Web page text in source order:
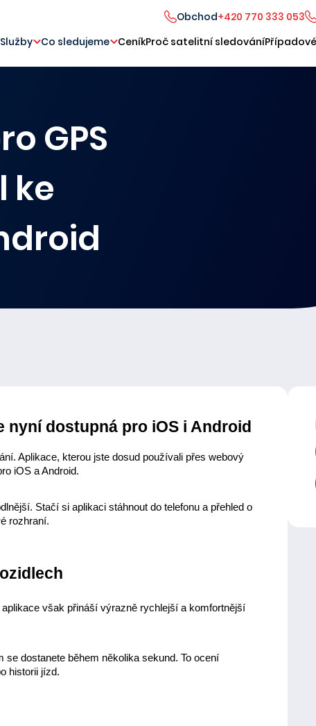
Obchod+420 770 333 053
Služby
Co sledujeme CeníkProč satelitní sledování
GPS
ke
nyní dostupná pro iOS i Android
Aplikace, kterou jste dosud používali přes webový
iOS a Android.
Stačí si aplikaci stáhnout do telefonu a přehled o
rozhraní.
však přináší výrazně rychlejší a komfortnější
dostanete během několika sekund. To ocení
historii jízd.